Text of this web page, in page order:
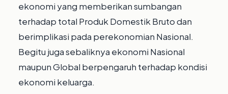
ekonomi yang memberikan sumbangan
terhadap total Produk Domestik Bruto dan
berimplikasi pada perekonomian Nasional.
Begitu juga sebaliknya ekonomi Nasional
maupun Global berpengaruh terhadap kondisi
ekonomi keluarga.